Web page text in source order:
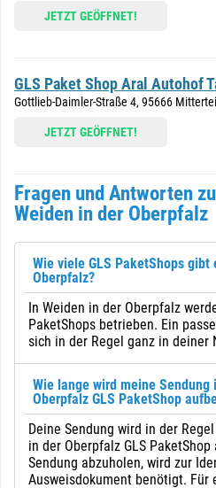
JETZT GEÖFFNET!
GLS Paket Shop Aral Autohof
Gottlieb-Daimler-Straße 4, 95666
JETZT GEÖFFNET!
Fragen und Antworten
Weiden in der Oberpfalz
Wie viele GLS PaketShops gibt
Oberpfalz?
In Weiden in der Oberpfalz
PaketShops betrieben. Ein
sich in der Regel ganz in deiner
Wie lange wird meine Sendung
Oberpfalz GLS PaketShop
Deine Sendung wird in der
in der Oberpfalz GLS
Sendung abzuholen, wird zur
Ausweisdokument benötigt. Für